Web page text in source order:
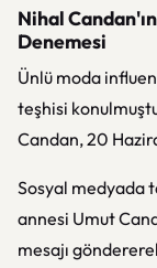
Nihal
Denemesi
Ünlü moda
teşhisi
Candan, 20
Sosyal medyada
annesi Umut
mesajı